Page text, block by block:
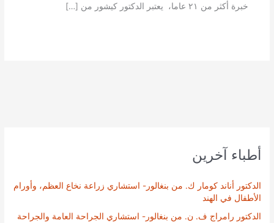
أطباء آخرين
الدكتور أناند كومار ك. من بنغالور- استشاري زراعة نخاع العظم، وأورام
الأطفال في الهند
الدكتور رامراج ف. ن. من بنغالور- استشاري الجراحة العامة والجراحة
خبرة أكثر من ٢١ عاما، يعتبر الدكتور كيشور من […]